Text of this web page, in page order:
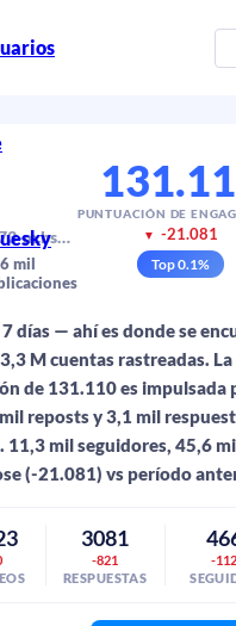
@rainmaker1973-m.bsky.social
mil
PUNTUACIÓN DE
▼ -21.081
Top0.1%
días — ahí es donde se
M cuentas rastreadas. La
de 131.110 es impulsada
reposts y 3,1 mil
11,3 mil seguidores, 45,6
(-21.081) vs período
3081
-821
RESPUESTAS
-